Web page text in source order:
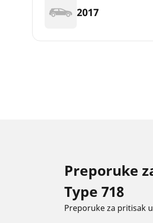
2017
Preporuke
Type 718
Preporuke za pritisak